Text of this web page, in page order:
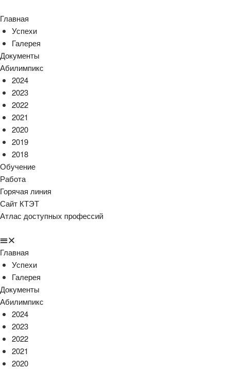
Главная
Успехи
Галерея
Документы
Абилимпикс
2024
2023
2022
2021
2020
2019
2018
Обучение
Работа
Горячая линия
Сайт КТЭТ
Атлас доступных профессий
Главная
Успехи
Галерея
Документы
Абилимпикс
2024
2023
2022
2021
2020